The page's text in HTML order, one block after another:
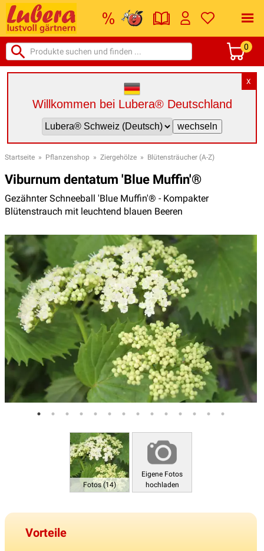
0
X
Willkommen bei Lubera® Deutschland
Startseite » Pflanzenshop » Ziergehölze » Blütensträucher (A-Z)
Viburnum dentatum 'Blue Muffin'®
Gezähnter Schneeball 'Blue Muffin'® - Kompakter
Blütenstrauch mit leuchtend blauen Beeren
Fotos (14)
Eigene Fotos
hochladen
Vorteile